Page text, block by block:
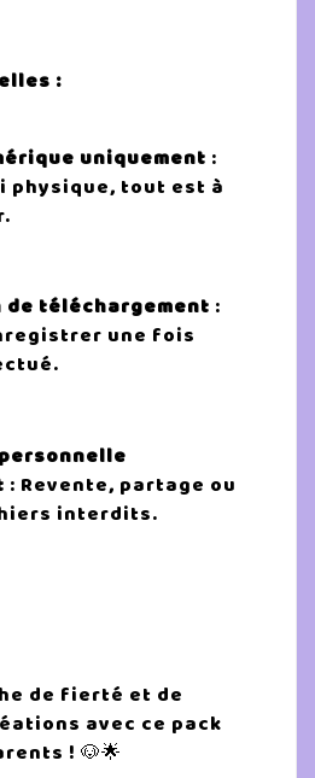
:
uniquement :
physique, tout est à
de téléchargement :
une fois
: Revente, partage ou
interdits.
de fierté et de
avec ce pack
! 🐶🌟